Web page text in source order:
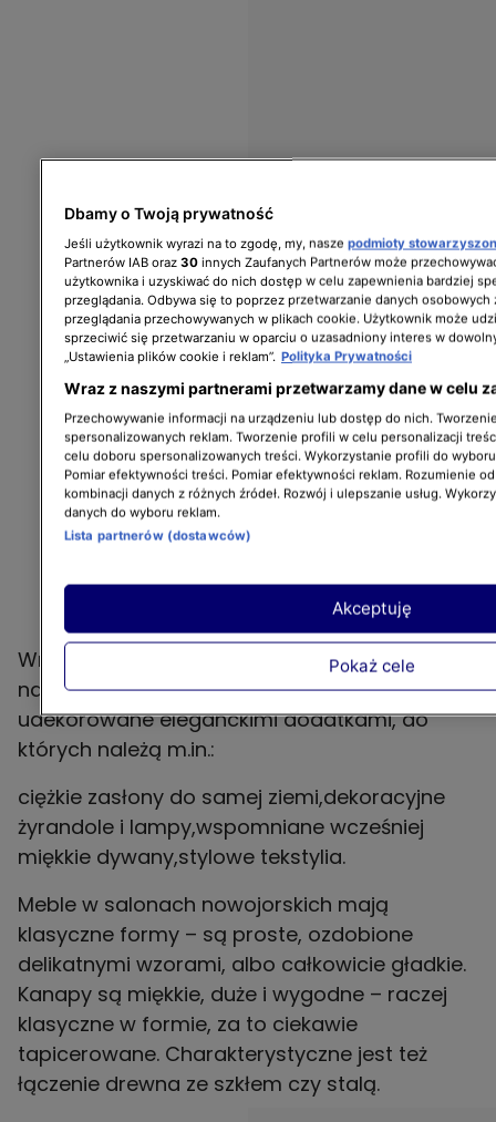
Wnętrza inspirowane salonami z jednej z
największych, światowych metropolii są
udekorowane eleganckimi dodatkami, do
których należą m.in.:
ciężkie zasłony do samej ziemi,dekoracyjne
żyrandole i lampy,wspomniane wcześniej
miękkie dywany,stylowe tekstylia.
Meble w salonach nowojorskich mają
klasyczne formy – są proste, ozdobione
delikatnymi wzorami, albo całkowicie gładkie.
Kanapy są miękkie, duże i wygodne – raczej
klasyczne w formie, za to ciekawie
tapicerowane. Charakterystyczne jest też
łączenie drewna ze szkłem czy stalą.
Dbamy o Twoją prywatność
Jeśli użytkownik wyrazi na to zgodę, my, nasze podmioty
Partnerów IAB oraz 30 innych Zaufanych Partnerów może
użytkownika i uzyskiwać do nich dostęp w celu zapewnienia bardziej
przeglądania. Odbywa się to poprzez przetwarzanie danych osobowych
przeglądania przechowywanych w plikach cookie. Użytkownik może
sprzeciwić się przetwarzaniu w oparciu o uzasadniony interes w
„Ustawienia plików cookie i reklam”. Polityka Prywatności
Wraz z naszymi partnerami przetwarzamy dane w celu
Przechowywanie informacji na urządzeniu lub dostęp do nich.
spersonalizowanych reklam. Tworzenie profili w celu personalizacji
celu doboru spersonalizowanych treści. Wykorzystanie profili do
Pomiar efektywności treści. Pomiar efektywności reklam. Rozumienie
kombinacji danych z różnych źródeł. Rozwój i ulepszanie usług.
danych do wyboru reklam.
Lista partnerów (dostawców)
Pokaż cele
Akceptuję